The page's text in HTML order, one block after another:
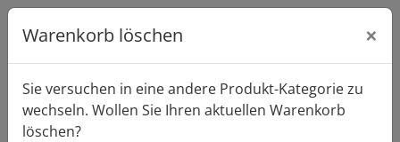
Warenkorb löschen ×
Sie versuchen in eine andere Produkt-Kategorie zu
wechseln. Wollen Sie Ihren aktuellen Warenkorb
löschen?
Startseite Produkte
Casa Pane
IMBISS & SNACKS